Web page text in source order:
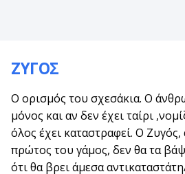
ΖΥΓΟΣ
Ο ορισμός του σχεσάκια. Ο
μόνος και αν δεν έχει ταίρι
όλος έχει καταστραφεί. Ο Ζυγός,
πρώτος του γάμος, δεν θα τα
ότι θα βρει άμεσα